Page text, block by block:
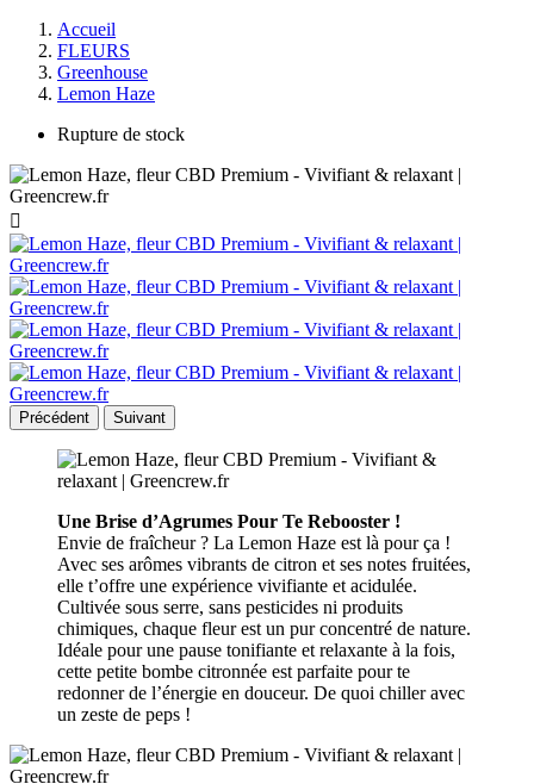
Accueil
FLEURS
Greenhouse
Lemon Haze
Rupture de stock

Précédent Suivant
Une Brise d’Agrumes Pour Te Rebooster !
Envie de fraîcheur ? La Lemon Haze est là pour ça !
Avec ses arômes vibrants de citron et ses notes fruitées,
elle t’offre une expérience vivifiante et acidulée.
Cultivée sous serre, sans pesticides ni produits
chimiques, chaque fleur est un pur concentré de nature.
Idéale pour une pause tonifiante et relaxante à la fois,
cette petite bombe citronnée est parfaite pour te
redonner de l’énergie en douceur. De quoi chiller avec
un zeste de peps !